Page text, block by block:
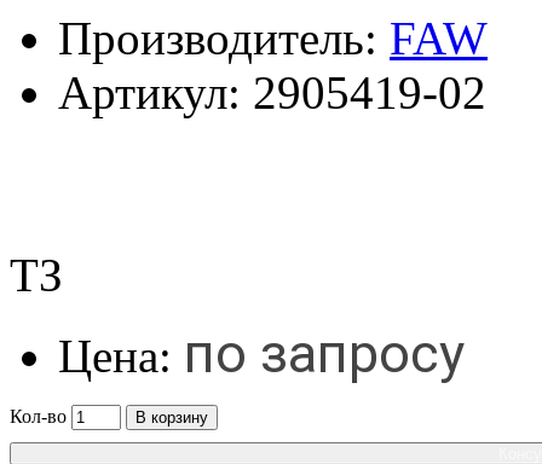
Производитель: FAW
Артикул: 2905419-02
ТЗ
Цена: по запросу
Кол-во
В корзину